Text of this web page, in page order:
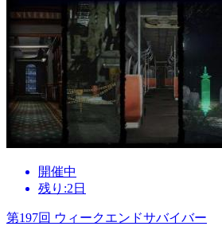
開催中
残り:2日
第197回 ウィークエンドサバイバー